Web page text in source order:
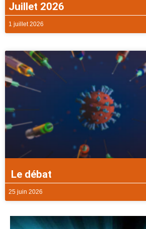
Juillet 2026
1 juillet 2026
Le débat
25 juin 2026